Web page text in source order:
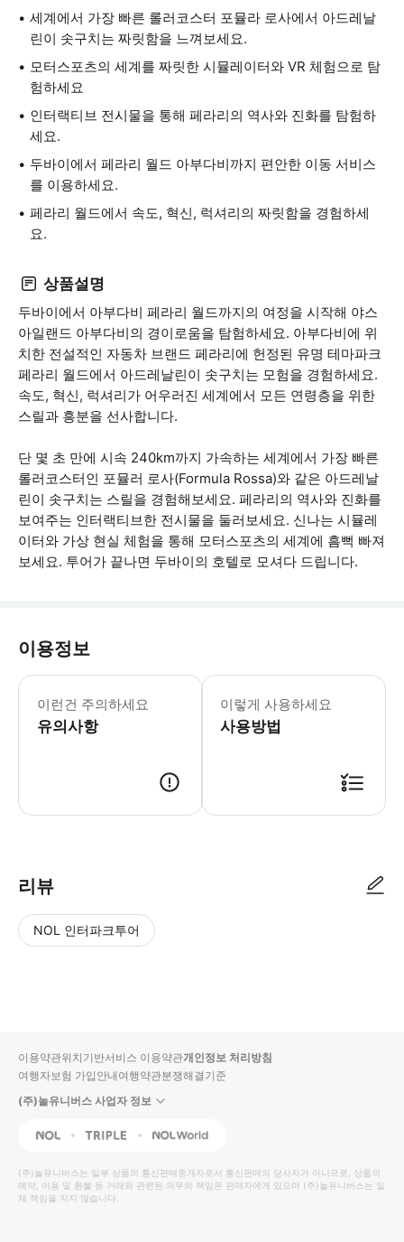
세계에서 가장 빠른 롤러코스터 포뮬라 로사에서 아드레날
린이 솟구치는 짜릿함을 느껴보세요.
모터스포츠의 세계를 짜릿한 시뮬레이터와 VR 체험으로 탐
험하세요
인터랙티브 전시물을 통해 페라리의 역사와 진화를 탐험하
세요.
두바이에서 페라리 월드 아부다비까지 편안한 이동 서비스
를 이용하세요.
페라리 월드에서 속도, 혁신, 럭셔리의 짜릿함을 경험하세
요.
상품설명
두바이에서 아부다비 페라리 월드까지의 여정을 시작해 야스
아일랜드 아부다비의 경이로움을 탐험하세요. 아부다비에 위
치한 전설적인 자동차 브랜드 페라리에 헌정된 유명 테마파크
페라리 월드에서 아드레날린이 솟구치는 모험을 경험하세요.
속도, 혁신, 럭셔리가 어우러진 세계에서 모든 연령층을 위한
스릴과 흥분을 선사합니다.
단 몇 초 만에 시속 240km까지 가속하는 세계에서 가장 빠른
롤러코스터인 포뮬러 로사(Formula Rossa)와 같은 아드레날
린이 솟구치는 스릴을 경험해보세요. 페라리의 역사와 진화를
보여주는 인터랙티브한 전시물을 둘러보세요. 신나는 시뮬레
이터와 가상 현실 체험을 통해 모터스포츠의 세계에 흠뻑 빠져
보세요. 투어가 끝나면 두바이의 호텔로 모셔다 드립니다.
이용정보
이런건 주의하세요
유의사항
일부 놀이기구 및 어트랙션은 개장 시
이렇게 사용하세요
사용방법
리뷰
NOL 인터파크투어
입니
다.
높
은
순
동
영
상
순
상
이용약관위치기반서비스 이용약관개인정보 처리방침
여행자보험 가입안내여행약관분쟁해결기준
(주)놀유니버스 사업자 정보
NOL Triple Interpark Global
(주)놀유니버스는 일부 상품의 통신판매중개자로서 통신판매의 당사자가 아니므로, 상품의
예약, 이용 및 환불 등 거래와 관련된 의무와 책임은 판매자에게 있으며 (주)놀유니버스는 일
체 책임을 지지 않습니다.